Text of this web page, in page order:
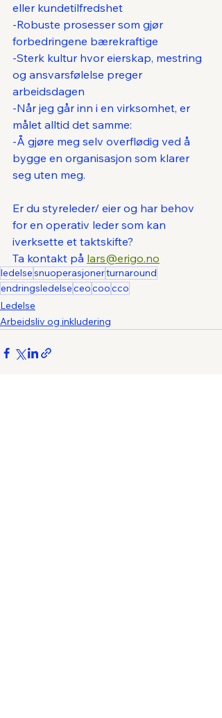
eller kundetilfredshet
-Robuste prosesser som gjør
forbedringene bærekraftige
-Sterk kultur hvor eierskap, mestring
og ansvarsfølelse preger
arbeidsdagen
-Når jeg går inn i en virksomhet, er
målet alltid det samme:
-Å gjøre meg selv overflødig ved å
bygge en organisasjon som klarer
seg uten meg.
Er du styreleder/ eier og har behov
for en operativ leder som kan
iverksette et taktskifte?
Ta kontakt på lars@erigo.no
ledelsesnuoperasjonerturnaround
endringsledelseceocoocco
Ledelse
Arbeidsliv og inkludering